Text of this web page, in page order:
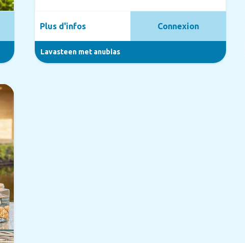
Lavasteen met anubias
Plus d'infos Connexion